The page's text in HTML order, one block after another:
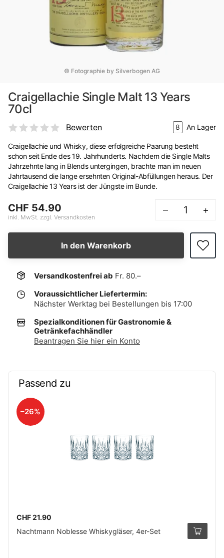
© Fotographie by Silverbogen AG
Craigellachie Single Malt 13 Years
70cl
Bewerten 8 An Lager
Craigellachie und Whisky, diese erfolgreiche Paarung besteht
schon seit Ende des 19. Jahrhunderts. Nachdem die Single Malts
Jahrzehnte lang in Blends untergingen, brachte man im neuen
Jahrtausend die lange ersehnten Original-Abfüllungen heraus. Der
Craigellachie 13 Years ist der Jüngste im Bunde.
CHF 54.90
inkl. MwSt. zzgl. Versandkosten
– +
In den Warenkorb
Versandkostenfrei ab Fr. 80.–
Voraussichtlicher Liefertermin:
Nächster Werktag bei Bestellungen bis 17:00
Spezialkonditionen für Gastronomie &
Getränkefachhändler
Beantragen Sie hier ein Konto
Passend zu
–26%
CHF 21.90
Nachtmann Noblesse Whiskygläser, 4er-Set